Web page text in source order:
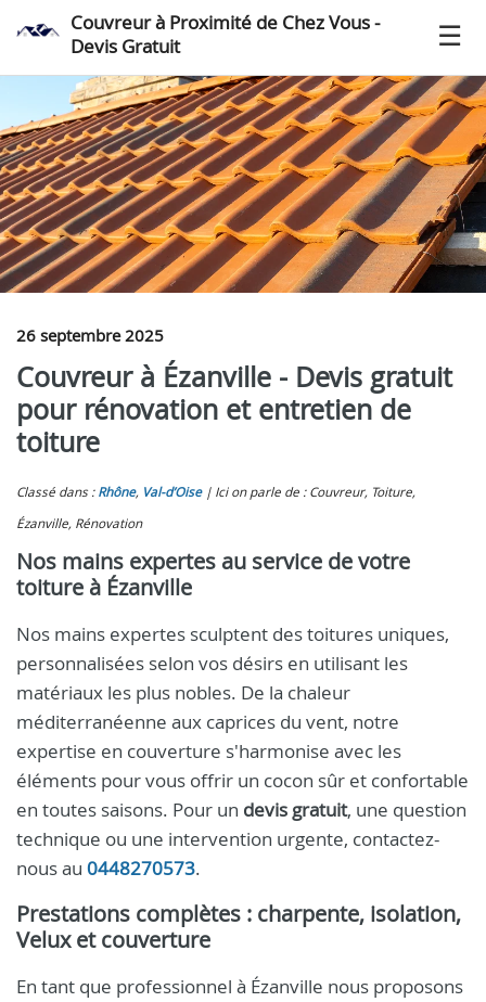
Couvreur à Proximité de Chez Vous -
Devis Gratuit
26 septembre 2025
Couvreur à Ézanville - Devis gratuit
pour rénovation et entretien de
toiture
Classé dans : Rhône, Val-d’Oise
Ici on parle de : Couvreur, Toiture,
Ézanville, Rénovation
Nos mains expertes au service de votre
toiture à Ézanville
Nos mains expertes sculptent des toitures uniques,
personnalisées selon vos désirs en utilisant les
matériaux les plus nobles. De la chaleur
méditerranéenne aux caprices du vent, notre
expertise en couverture s'harmonise avec les
éléments pour vous offrir un cocon sûr et confortable
en toutes saisons. Pour un devis gratuit, une question
technique ou une intervention urgente, contactez-
nous au 0448270573.
Prestations complètes : charpente, isolation,
Velux et couverture
En tant que professionnel à Ézanville nous proposons